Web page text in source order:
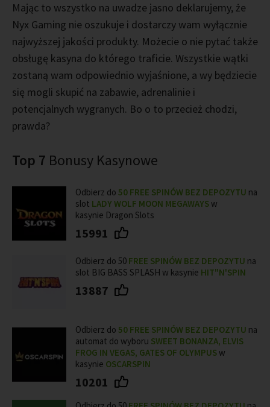
Mając to wszystko na uwadze jasno deklarujemy, że
Nyx Gaming nie oszukuje i dostarczy wam wyłącznie
najwyższej jakości produkty. Możecie o nie pytać także
obsługę kasyna do którego traficie. Wszystkie wątki
zostaną wam odpowiednio wyjaśnione, a wy będziecie
się mogli skupić na zabawie, adrenalinie i
potencjalnych wygranych. Bo o to przecież chodzi,
prawda?
Top 7 Bonusy Kasynowe
Odbierz do 50 FREE SPINÓW BEZ DEPOZYTU na
slot LADY WOLF MOON MEGAWAYS w
kasynie Dragon Slots
15991
Odbierz do 50 FREE SPINÓW BEZ DEPOZYTU na
slot BIG BASS SPLASH w kasynie HIT"N'SPIN
13887
Odbierz do 50 FREE SPINÓW BEZ DEPOZYTU na
automat do wyboru SWEET BONANZA, ELVIS
FROG IN VEGAS, GATES OF OLYMPUS w
kasynie OSCARSPIN
10201